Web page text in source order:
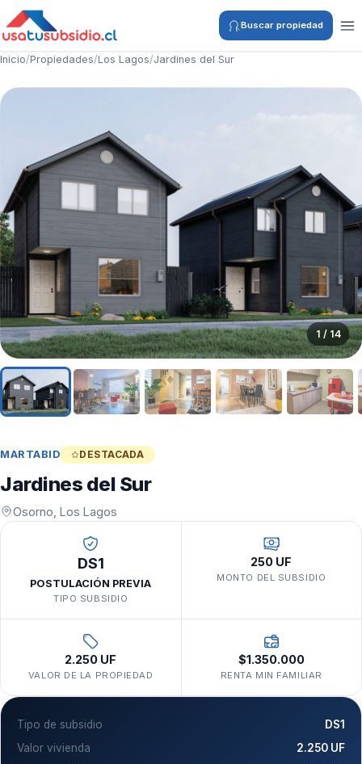
Buscar propiedad
Inicio/Propiedades/Los Lagos/Jardines del Sur
1 / 14
MARTABID DESTACADA
Jardines del Sur
Osorno, Los Lagos
DS1
POSTULACIÓN PREVIA
TIPO SUBSIDIO
250 UF
MONTO DEL SUBSIDIO
2.250 UF
VALOR DE LA PROPIEDAD
$1.350.000
RENTA MIN FAMILIAR
Tipo de subsidio
DS1
Valor vivienda
2.250 UF